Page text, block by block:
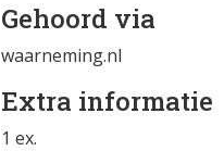
Gehoord via
waarneming.nl
Extra informatie
1 ex.